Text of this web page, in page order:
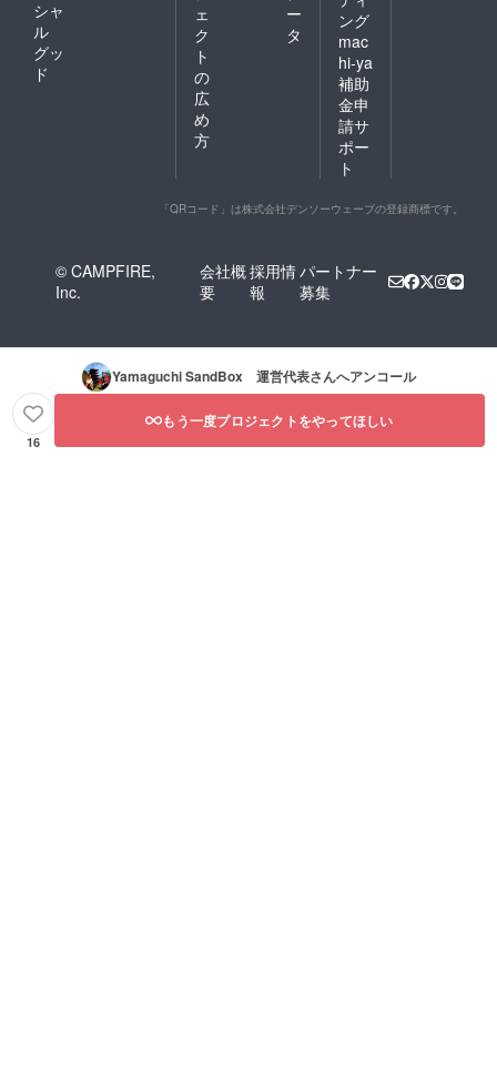
シャ
ル
グッ
ド
ェ
ク
ト
の
広
め
方
ー
タ
ング
mac
hi-ya
補助
金申
請サ
ポー
ト
「QRコード」は株式会社デンソーウェーブの登録商標です。
© CAMPFIRE,
Inc.
会社概
要
採用情
報
パートナー
募集
Yamaguchi SandBox 運営代表さんへアンコール
16
もう一度プロジェクトをやってほしい